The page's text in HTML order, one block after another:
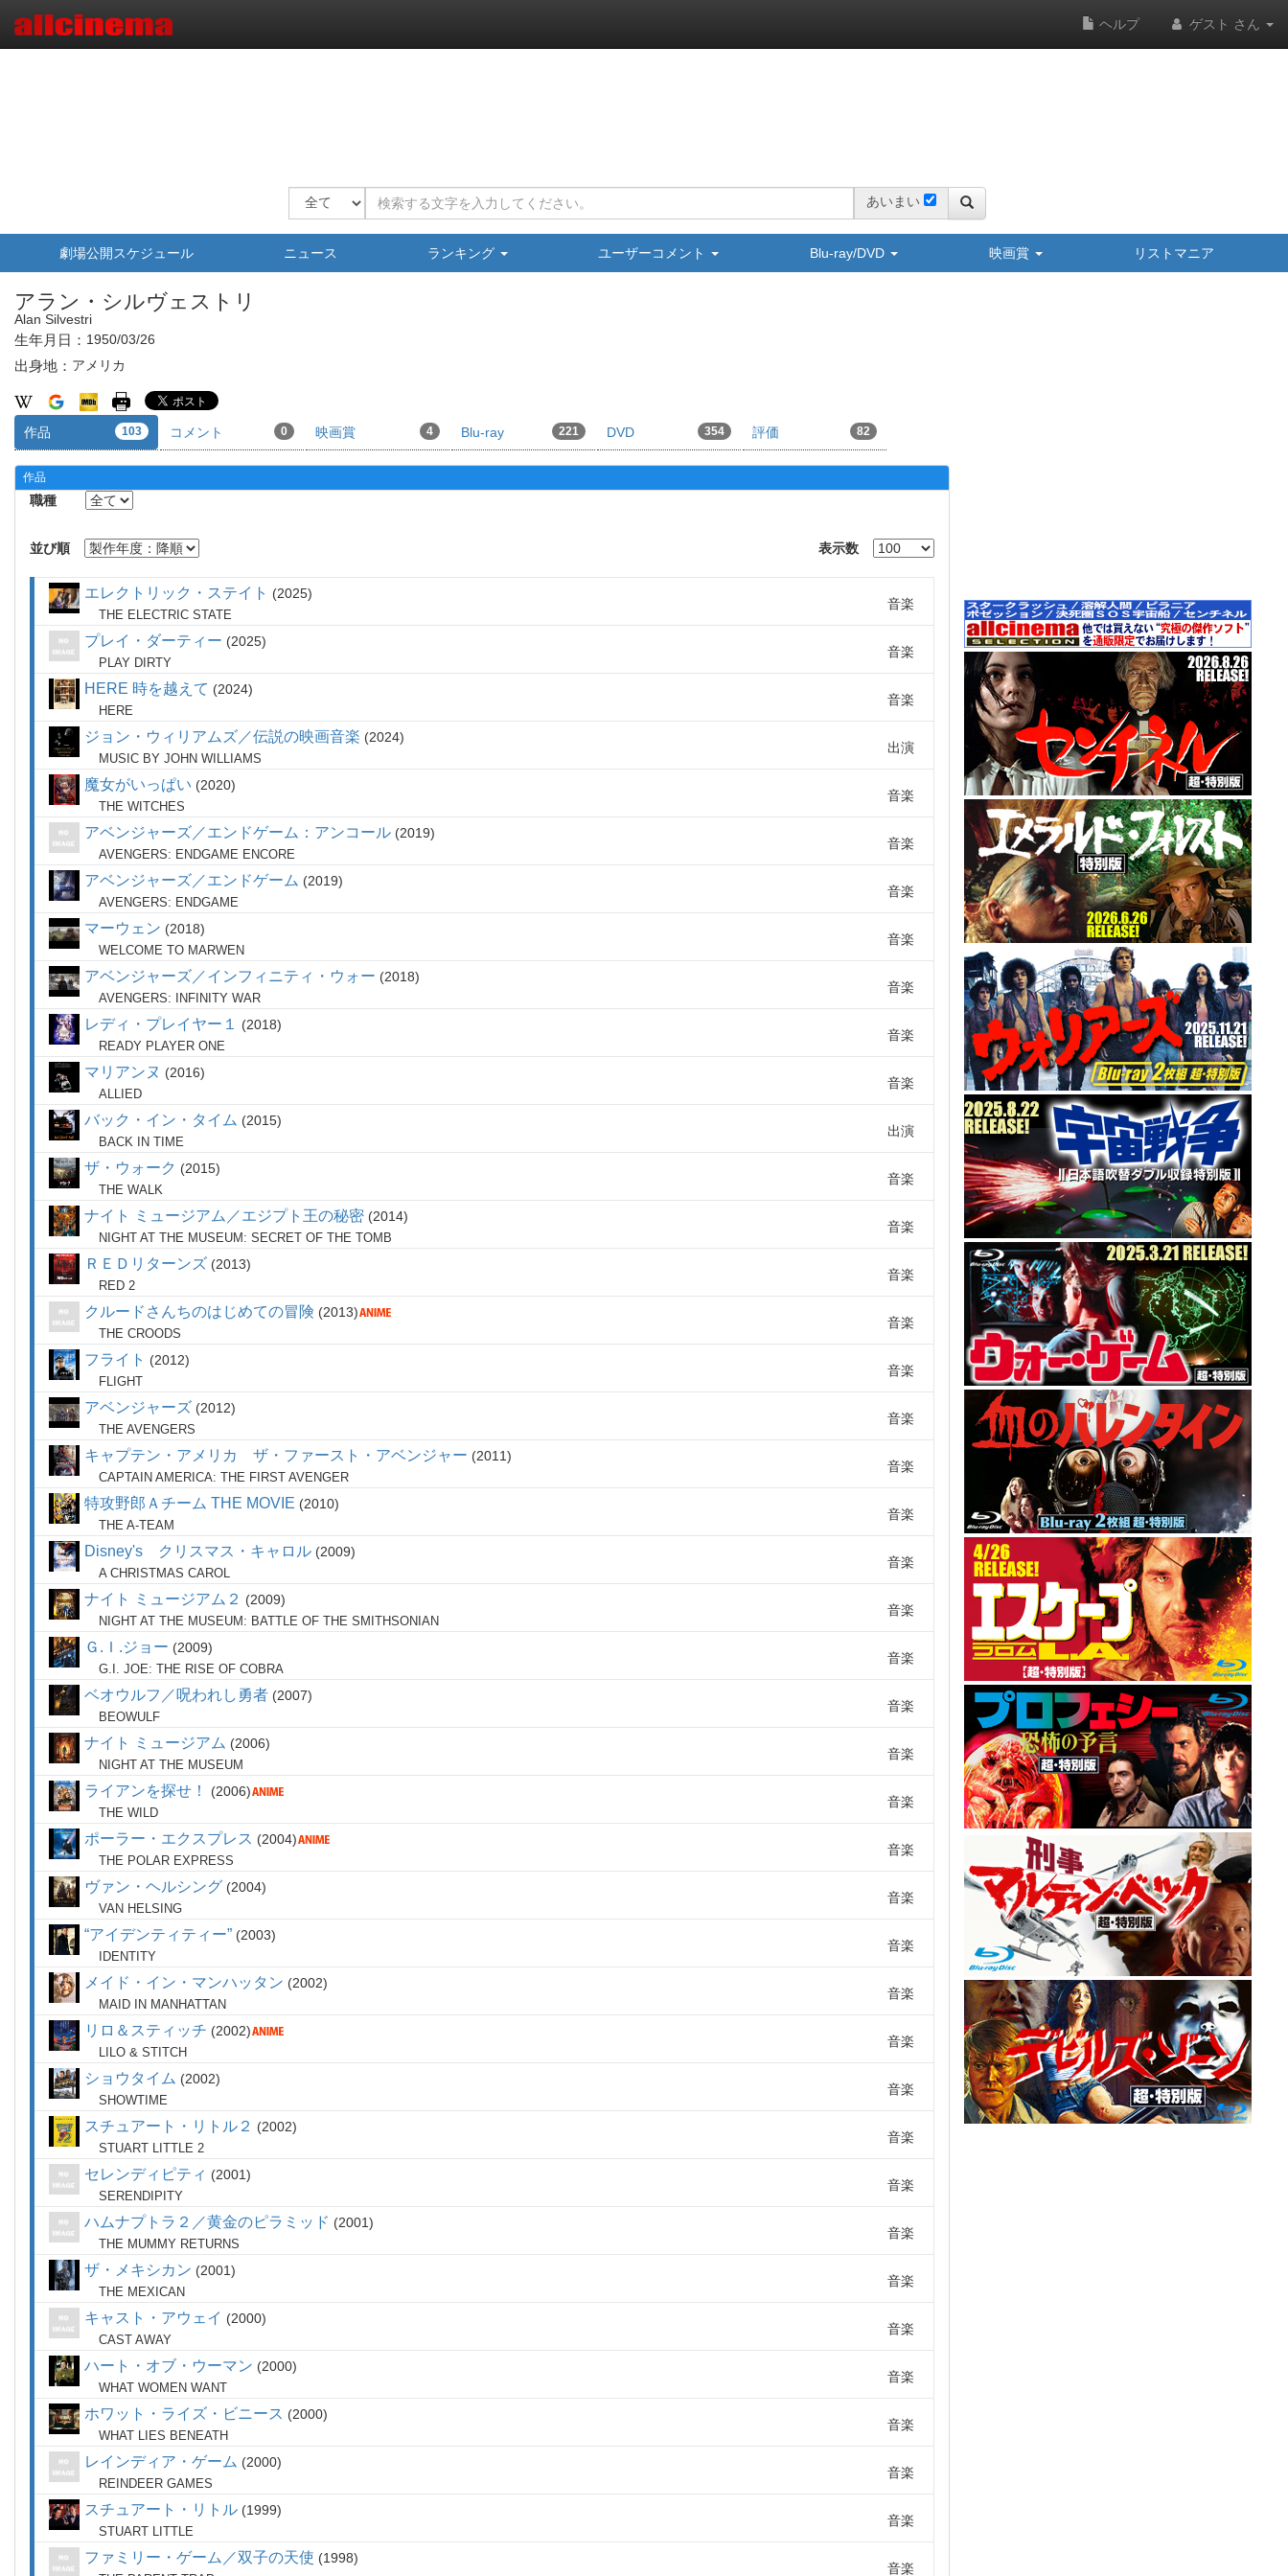
ヘルプ ゲスト さん
あいまい
劇場公開スケジュール ニュース ランキング ユーザーコメント Blu-ray/DVD 映画賞 リストマニア
アラン・シルヴェストリ
Alan Silvestri
生年月日： 1950/03/26
出身地： アメリカ
作品 103 コメント 0 映画賞 4 Blu-ray 221 DVD 354 評価 82
作品
職種
並び順 表示数
エレクトリック・ステイト 2025
THE ELECTRIC STATE
音楽
プレイ・ダーティー 2025
PLAY DIRTY
音楽
HERE 時を越えて 2024
HERE
音楽
ジョン・ウィリアムズ／伝説の映画音楽 2024
MUSIC BY JOHN WILLIAMS
出演
魔女がいっぱい 2020
THE WITCHES
音楽
アベンジャーズ／エンドゲーム：アンコール 2019
AVENGERS: ENDGAME ENCORE
音楽
アベンジャーズ／エンドゲーム 2019
AVENGERS: ENDGAME
音楽
マーウェン 2018
WELCOME TO MARWEN
音楽
アベンジャーズ／インフィニティ・ウォー 2018
AVENGERS: INFINITY WAR
音楽
レディ・プレイヤー１ 2018
READY PLAYER ONE
音楽
マリアンヌ 2016
ALLIED
音楽
バック・イン・タイム 2015
BACK IN TIME
出演
ザ・ウォーク 2015
THE WALK
音楽
ナイト ミュージアム／エジプト王の秘密 2014
NIGHT AT THE MUSEUM: SECRET OF THE TOMB
音楽
ＲＥＤリターンズ 2013
RED 2
音楽
クルードさんちのはじめての冒険 2013
THE CROODS
音楽
フライト 2012
FLIGHT
音楽
アベンジャーズ 2012
THE AVENGERS
音楽
キャプテン・アメリカ ザ・ファースト・アベンジャー 2011
CAPTAIN AMERICA: THE FIRST AVENGER
音楽
特攻野郎Ａチーム THE MOVIE 2010
THE A-TEAM
音楽
Disney's クリスマス・キャロル 2009
A CHRISTMAS CAROL
音楽
ナイト ミュージアム２ 2009
NIGHT AT THE MUSEUM: BATTLE OF THE SMITHSONIAN
音楽
Ｇ.Ｉ.ジョー 2009
G.I. JOE: THE RISE OF COBRA
音楽
ベオウルフ／呪われし勇者 2007
BEOWULF
音楽
ナイト ミュージアム 2006
NIGHT AT THE MUSEUM
音楽
ライアンを探せ！ 2006
THE WILD
音楽
ポーラー・エクスプレス 2004
THE POLAR EXPRESS
音楽
ヴァン・ヘルシング 2004
VAN HELSING
音楽
“アイデンティティー” 2003
IDENTITY
音楽
メイド・イン・マンハッタン 2002
MAID IN MANHATTAN
音楽
リロ＆スティッチ 2002
LILO & STITCH
音楽
ショウタイム 2002
SHOWTIME
音楽
スチュアート・リトル２ 2002
STUART LITTLE 2
音楽
セレンディピティ 2001
SERENDIPITY
音楽
ハムナプトラ２／黄金のピラミッド 2001
THE MUMMY RETURNS
音楽
ザ・メキシカン 2001
THE MEXICAN
音楽
キャスト・アウェイ 2000
CAST AWAY
音楽
ハート・オブ・ウーマン 2000
WHAT WOMEN WANT
音楽
ホワット・ライズ・ビニース 2000
WHAT LIES BENEATH
音楽
レインディア・ゲーム 2000
REINDEER GAMES
音楽
スチュアート・リトル 1999
STUART LITTLE
音楽
ファミリー・ゲーム／双子の天使 1998
音楽